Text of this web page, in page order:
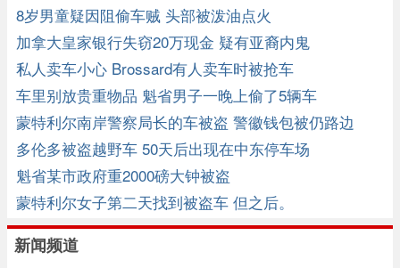
8岁男童疑因阻偷车贼 头部被泼油点火
加拿大皇家银行失窃20万现金 疑有亚裔内鬼
私人卖车小心 Brossard有人卖车时被抢车
车里别放贵重物品 魁省男子一晚上偷了5辆车
蒙特利尔南岸警察局长的车被盗 警徽钱包被仍路边
多伦多被盗越野车 50天后出现在中东停车场
魁省某市政府重2000磅大钟被盗
蒙特利尔女子第二天找到被盗车 但​之后。
新闻频道